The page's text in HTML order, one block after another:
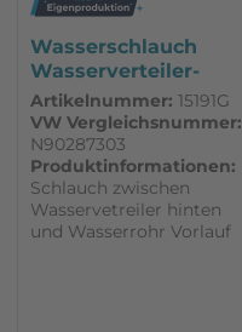
Wasserschlauch
Wasserverteiler-
Wasserrohr...
Artikelnummer: 15191G
VW Vergleichsnummer:
N90287303
Produktinformationen:
Schlauch zwischen
Wasservetreiler hinten
und Wasserrohr Vorlauf